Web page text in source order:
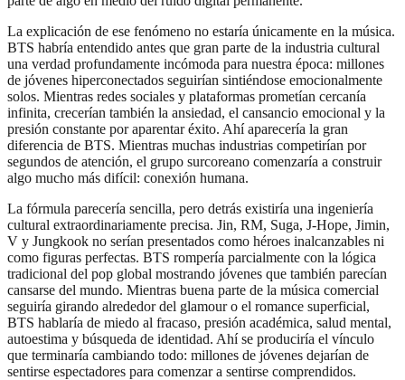
La explicación de ese fenómeno no estaría únicamente en la música.
BTS habría entendido antes que gran parte de la industria cultural
una verdad profundamente incómoda para nuestra época: millones
de jóvenes hiperconectados seguirían sintiéndose emocionalmente
solos. Mientras redes sociales y plataformas prometían cercanía
infinita, crecerían también la ansiedad, el cansancio emocional y la
presión constante por aparentar éxito. Ahí aparecería la gran
diferencia de BTS. Mientras muchas industrias competirían por
segundos de atención, el grupo surcoreano comenzaría a construir
algo mucho más difícil: conexión humana.
La fórmula parecería sencilla, pero detrás existiría una ingeniería
cultural extraordinariamente precisa. Jin, RM, Suga, J-Hope, Jimin,
V y Jungkook no serían presentados como héroes inalcanzables ni
como figuras perfectas. BTS rompería parcialmente con la lógica
tradicional del pop global mostrando jóvenes que también parecían
cansarse del mundo. Mientras buena parte de la música comercial
seguiría girando alrededor del glamour o el romance superficial,
BTS hablaría de miedo al fracaso, presión académica, salud mental,
autoestima y búsqueda de identidad. Ahí se produciría el vínculo
que terminaría cambiando todo: millones de jóvenes dejarían de
sentirse espectadores para comenzar a sentirse comprendidos.